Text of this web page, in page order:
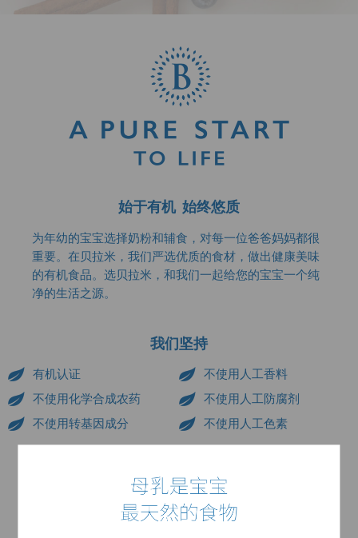
始于有机 始终悠质
为年幼的宝宝选择奶粉和辅食，对每一位爸爸妈妈都很
重要。在贝拉米，我们严选优质的食材，做出健康美味
的有机食品。选贝拉米，和我们一起给您的宝宝一个纯
净的生活之源。
我们坚持
有机认证
不使用人工香料
不使用化学合成农药
不使用人工防腐剂
不使用转基因成分
不使用人工色素
为什么选择贝拉米